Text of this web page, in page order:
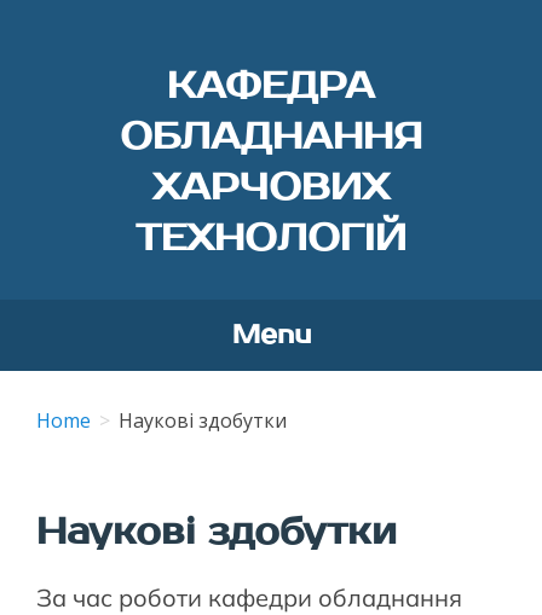
КАФЕДРА
ОБЛАДНАННЯ
ХАРЧОВИХ
ТЕХНОЛОГІЙ
Menu
content
Home Наукові здобутки
Наукові здобутки
За час роботи кафедри обладнання